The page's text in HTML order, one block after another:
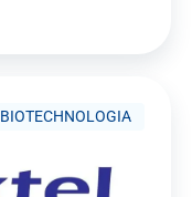
BIOTECHNOLOGIA